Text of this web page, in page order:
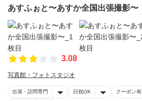
あすふぉと〜あすか全国出張撮影〜
3.08
写真館・フォトスタジオ
出張・訪問専門 日祝OK クーポン有